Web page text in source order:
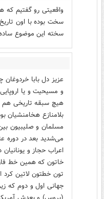
واقعیتی رو گفتیم که
سخت بوده با اون
سخته این موضوع
هیچ سبقه تاریخی هم
بلامنازع هخامنشیان
می‌شدید بعد در دوره
خاتون که همین خط
جهانی اول و دوم که